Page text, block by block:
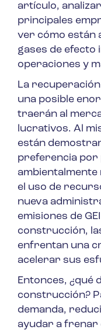
artículo,
principales
ver cómo están
gases de
operaciones y
La
una posible
traerán al
lucrativos. Al
están
preferencia por
el uso de
nueva
emisiones de
construcción,
enfrentan una
acelerar sus
Entonces, ¿qué
construcción?
demanda,
ayudar a frenar